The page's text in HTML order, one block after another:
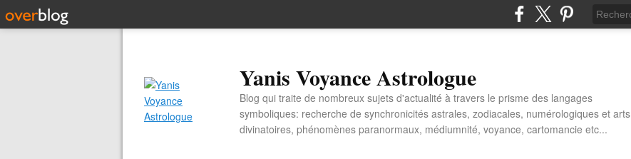
Yanis Voyance Astrologue
Blog qui traite de nombreux sujets d'actualité à travers le prisme des langages
symboliques: recherche de synchronicités astrales, zodiacales, numérologiques et arts
divinatoires, phénomènes paranormaux, médiumnité, voyance, cartomancie etc...